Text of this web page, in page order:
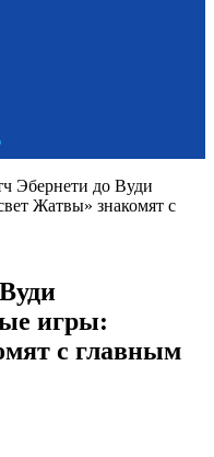
Эбернети до Вуди
Жатвы» знакомят с
игры:
с главным